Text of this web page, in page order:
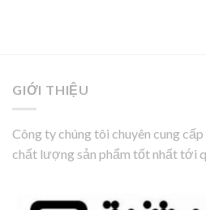
GIỚI THIỆU
Công ty chúng tôi chuyên cung
chất lượng sản phẩm tốt nhất tới